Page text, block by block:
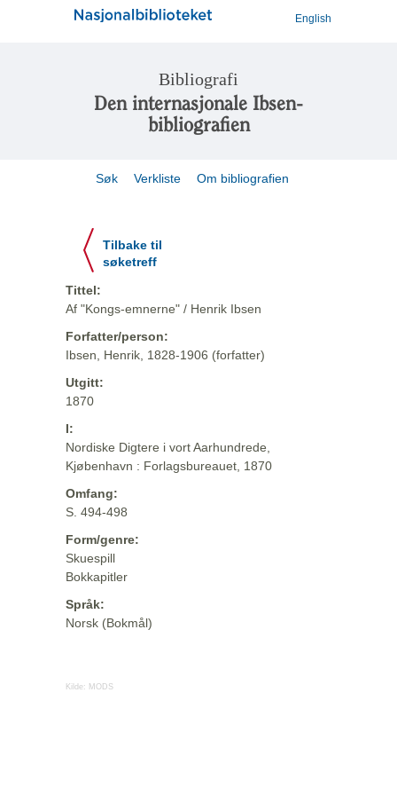
English
Bibliografi
Den internasjonale Ibsen-
bibliografien
Søk Verkliste Om bibliografien
Tilbake til
søketreff
Tittel:
Af "Kongs-emnerne" / Henrik Ibsen
Forfatter/person:
Ibsen, Henrik, 1828-1906 (forfatter)
Utgitt:
1870
I:
Nordiske Digtere i vort Aarhundrede,
Kjøbenhavn : Forlagsbureauet, 1870
Omfang:
S. 494-498
Form/genre:
Skuespill
Bokkapitler
Språk:
Norsk (Bokmål)
Kilde: MODS